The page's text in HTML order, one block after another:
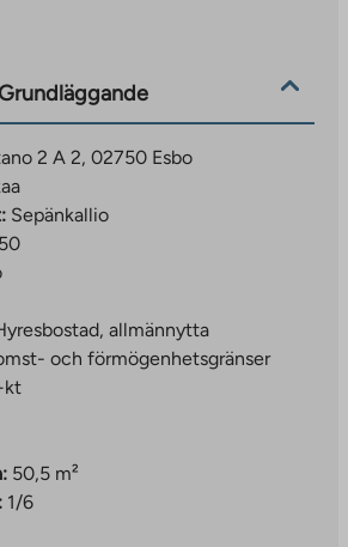
tab
Grundläggande
2 A 2, 02750 Esbo
Sepänkallio
allmännytta
och förmögenhetsgränser
50,5 m²
1/6